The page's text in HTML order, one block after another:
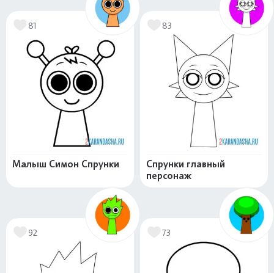
81
Малыш Симон Спрунки
83
Спрунки главный
персонаж
92 73